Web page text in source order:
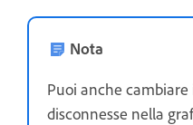
Nota
Puoi anche
disconnesse nella